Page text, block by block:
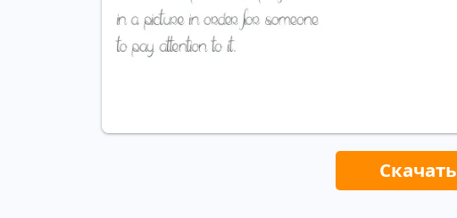
Скачать